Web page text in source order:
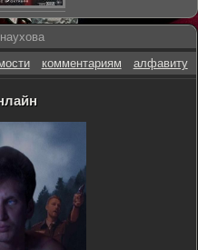
комментариям алфавиту